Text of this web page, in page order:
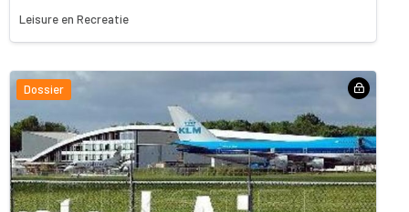
Leisure en Recreatie
Dossier